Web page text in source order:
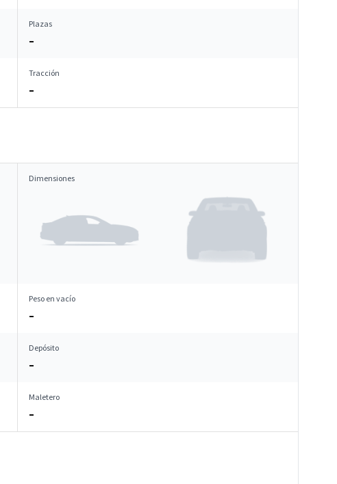
Plazas
–
Tracción
–
Dimensiones
Peso en vacío
–
Depósito
–
Maletero
–